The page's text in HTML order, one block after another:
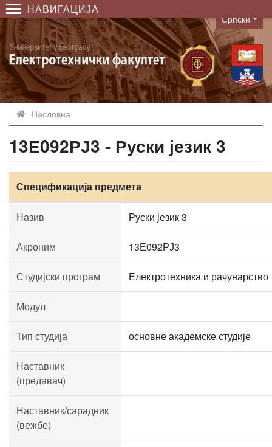
НАВИГАЦИЈА
Language
Српски
Насловна
13Е092РЈ3 - Руски језик 3
Спецификација предмета
Назив Руски језик 3
Акроним 13Е092РЈ3
Студијски програм Електротехника и рачунарство
Модул
Тип студија основне академске студије
Наставник
(предавач)
Наставник/сарадник
(вежбе)